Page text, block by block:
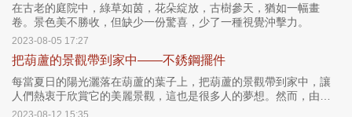
在古老的庭院中，綠草如茵，花朵綻放，古樹參天，猶如一幅畫
卷。景色美不勝收，但缺少一份驚喜，少了一種視覺沖擊力。
2023-08-05 17:27
把葫蘆的景觀帶到家中——不銹鋼擺件
每當夏日的陽光灑落在葫蘆的葉子上，把葫蘆的景觀帶到家中，讓
人們熱衷于欣賞它的美麗景觀，這也是很多人的夢想。然而，由于
現實的原因，很多人無法實現這一夢想。為此，不銹鋼擺件出現
2023-08-12 15:35